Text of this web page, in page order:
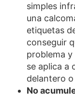
simples
una
etiquetas
conseguir
problema
se aplica a
delantero
No